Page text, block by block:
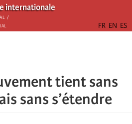
internationale
/
tient sans
sans s’étendre